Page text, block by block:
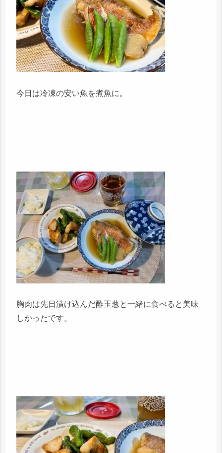
今日は冷凍の安い魚を煮魚に。
胸肉は先日漬け込んだ酢玉葱と一緒に食べると美味
しかったです。